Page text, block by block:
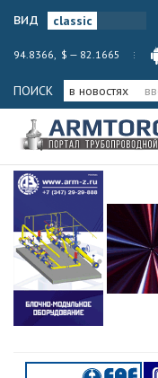
вид
94.8366, $ — 82.1665
ПОИСК в новостях